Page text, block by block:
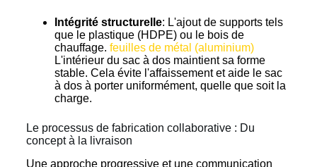
Intégrité structurelle: L'ajout de supports tels
que le plastique (HDPE) ou le bois de
chauffage. feuilles de métal (aluminium)
L'intérieur du sac à dos maintient sa forme
stable. Cela évite l'affaissement et aide le sac
à dos à porter uniformément, quelle que soit la
charge.
Le processus de fabrication collaborative : Du
concept à la livraison
Une approche progressive et une communication